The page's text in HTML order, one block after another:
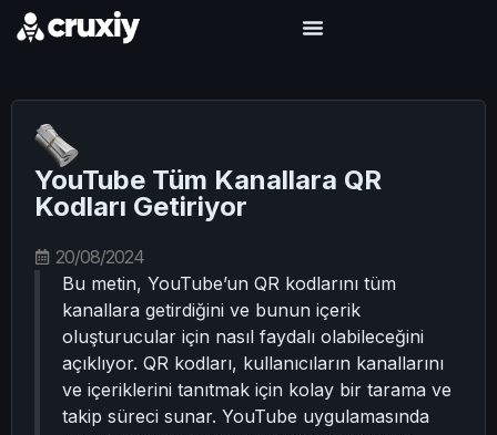
YouTube Tüm Kanallara QR
Kodları Getiriyor
20/08/2024
Bu metin, YouTube’un QR kodlarını tüm
kanallara getirdiğini ve bunun içerik
oluşturucular için nasıl faydalı olabileceğini
açıklıyor. QR kodları, kullanıcıların kanallarını
ve içeriklerini tanıtmak için kolay bir tarama ve
takip süreci sunar. YouTube uygulamasında